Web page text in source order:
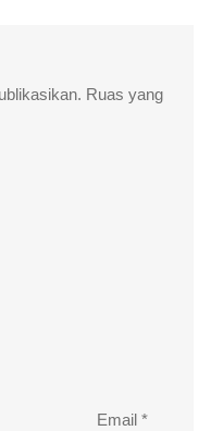
Ruas yang
Email *